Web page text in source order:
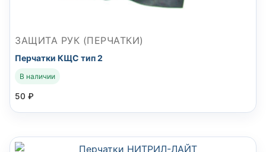
ЗАЩИТА РУК (ПЕРЧАТКИ)
Перчатки КЩС тип 2
В наличии
50 ₽